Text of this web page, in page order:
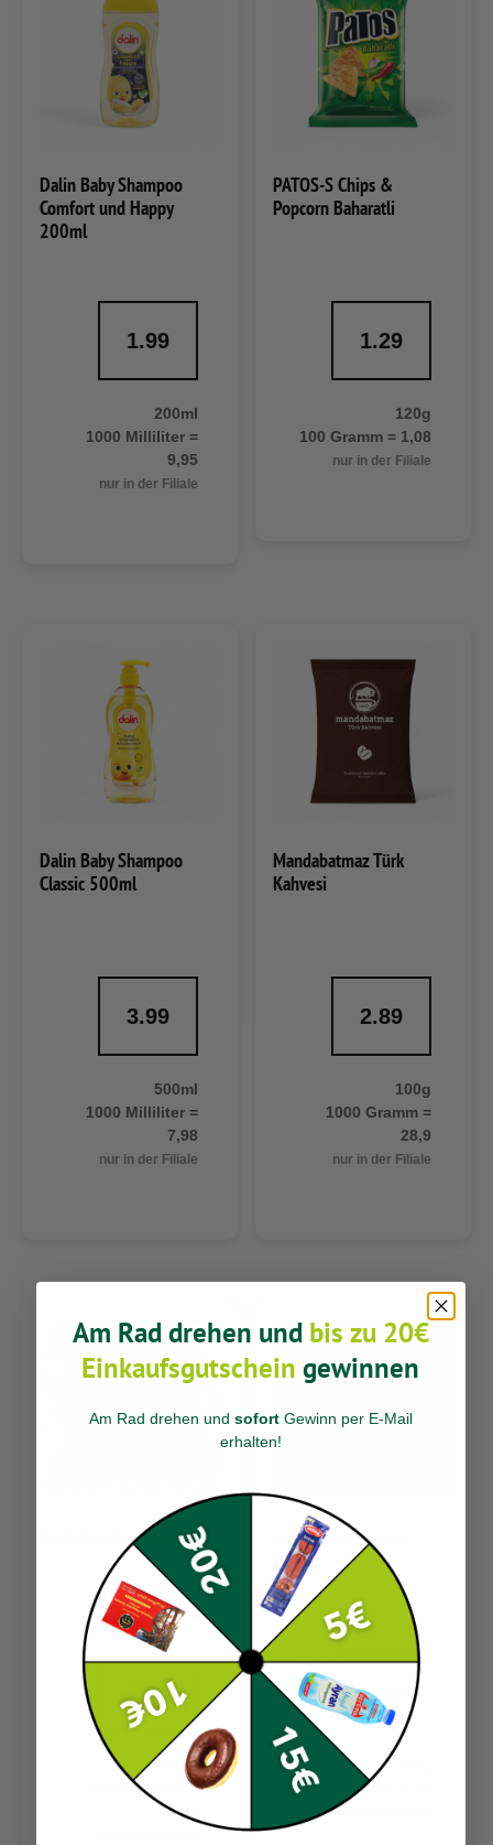
Dalin Baby Shampoo
Comfort und Happy
200ml
1.99
200ml
1000 Milliliter =
9,95
nur in der Filiale
PATOS-S Chips &
Popcorn Baharatli
1.29
120g
100 Gramm = 1,08
nur in der Filiale
Dalin Baby Shampoo
Classic 500ml
3.99
500ml
1000 Milliliter =
7,98
nur in der Filiale
Mandabatmaz Türk
Kahvesi
2.89
100g
1000 Gramm =
28,9
nur in der Filiale
G&G Big Choc Schoko
3.99
600ml
1000 Milliliter =
6,65
Aksüt Ücgen Tulum
Peynir
2.99
1000 Gramm = 13
nur in der Filiale
Am Rad drehen und bis zu 20€
Einkaufsgutschein gewinnen
Am Rad drehen und sofort Gewinn per E-Mail
erhalten!